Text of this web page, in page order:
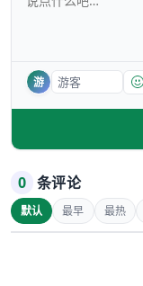
游
0 条评论
默认 最早 最热